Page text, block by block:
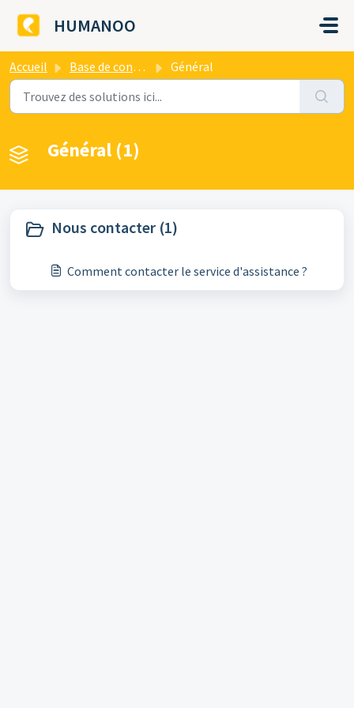
HUMANOO
Accueil Base de connaissances Général
Général (1)
Nous contacter (1)
Comment contacter le service d'assistance ?